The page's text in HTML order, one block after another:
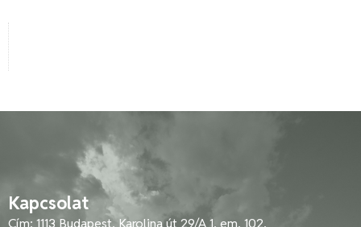
Kapcsolat
Cím: 1113 Budapest, Karolina út 29/A 1. em. 102.